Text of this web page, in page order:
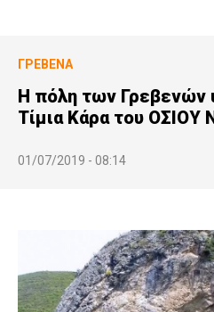
ΓΡΕΒΕΝΆ
Η πόλη των Γρεβενών
Τίμια Κάρα του ΟΣΙΟΥ
01/07/2019 - 08:14